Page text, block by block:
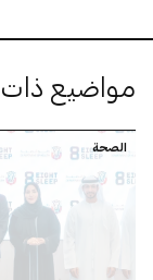
مواضيع
الصحة